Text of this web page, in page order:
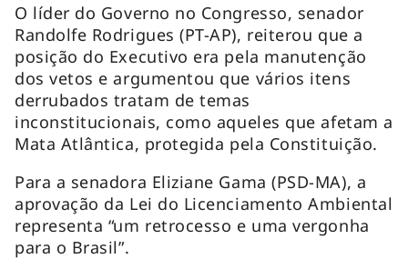
O líder do Governo no Congresso, senador
Randolfe Rodrigues (PT-AP), reiterou que a
posição do Executivo era pela manutenção
dos vetos e argumentou que vários itens
derrubados tratam de temas
inconstitucionais, como aqueles que afetam a
Mata Atlântica, protegida pela Constituição.
Para a senadora Eliziane Gama (PSD-MA), a
aprovação da Lei do Licenciamento Ambiental
representa “um retrocesso e uma vergonha
para o Brasil”.